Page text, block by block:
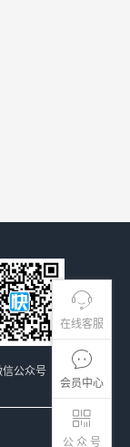
在线客服
会员中心
公 众 号
信公众号